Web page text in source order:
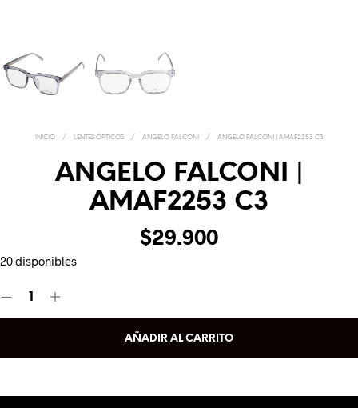
INICIO / LENTES ÓPTICOS / ANGELO FALCONI / ANGELO FALCONI | AMAF2253 C3
ANGELO FALCONI |
AMAF2253 C3
$29.900
20 disponibles
AÑADIR AL CARRITO